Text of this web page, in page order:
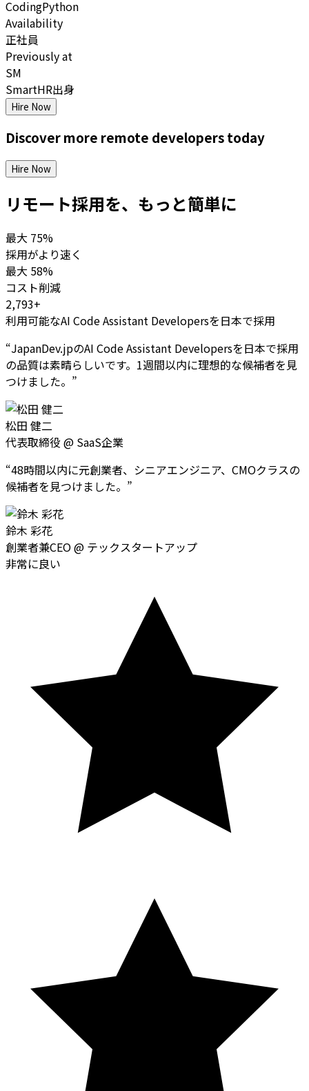
CodingPython
Availability
正社員
Previously at
SM
SmartHR出身
Hire Now
Discover more remote developerstoday
Hire Now
リモート採用を、もっと簡単に
最大 75%
採用がより速く
最大 58%
コスト削減
2,793+
利用可能なAI Code Assistant Developersを日本で採用
“JapanDev.jpのAI Code Assistant Developersを日本で採用
の品質は素晴らしいです。1週間以内に理想的な候補者を見
つけました。 ”
松田 健二
代表取締役 @ SaaS企業
“48時間以内に元創業者、シニアエンジニア、CMOクラスの
候補者を見つけました。 ”
鈴木 彩花
創業者兼CEO@ テックスタートアップ
非常に良い